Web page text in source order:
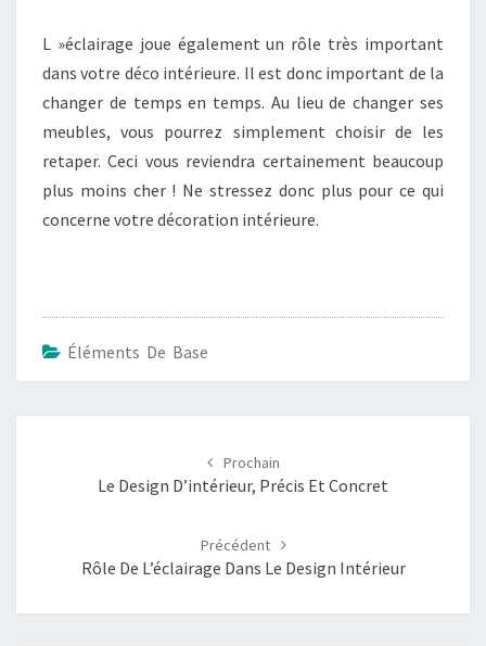
L »éclairage joue également un rôle très important
dans votre déco intérieure. Il est donc important de la
changer de temps en temps. Au lieu de changer ses
meubles, vous pourrez simplement choisir de les
retaper. Ceci vous reviendra certainement beaucoup
plus moins cher ! Ne stressez donc plus pour ce qui
concerne votre décoration intérieure.
Éléments De Base
Le Design D’intérieur, Précis Et Concret
Rôle De L’éclairage Dans Le Design Intérieur